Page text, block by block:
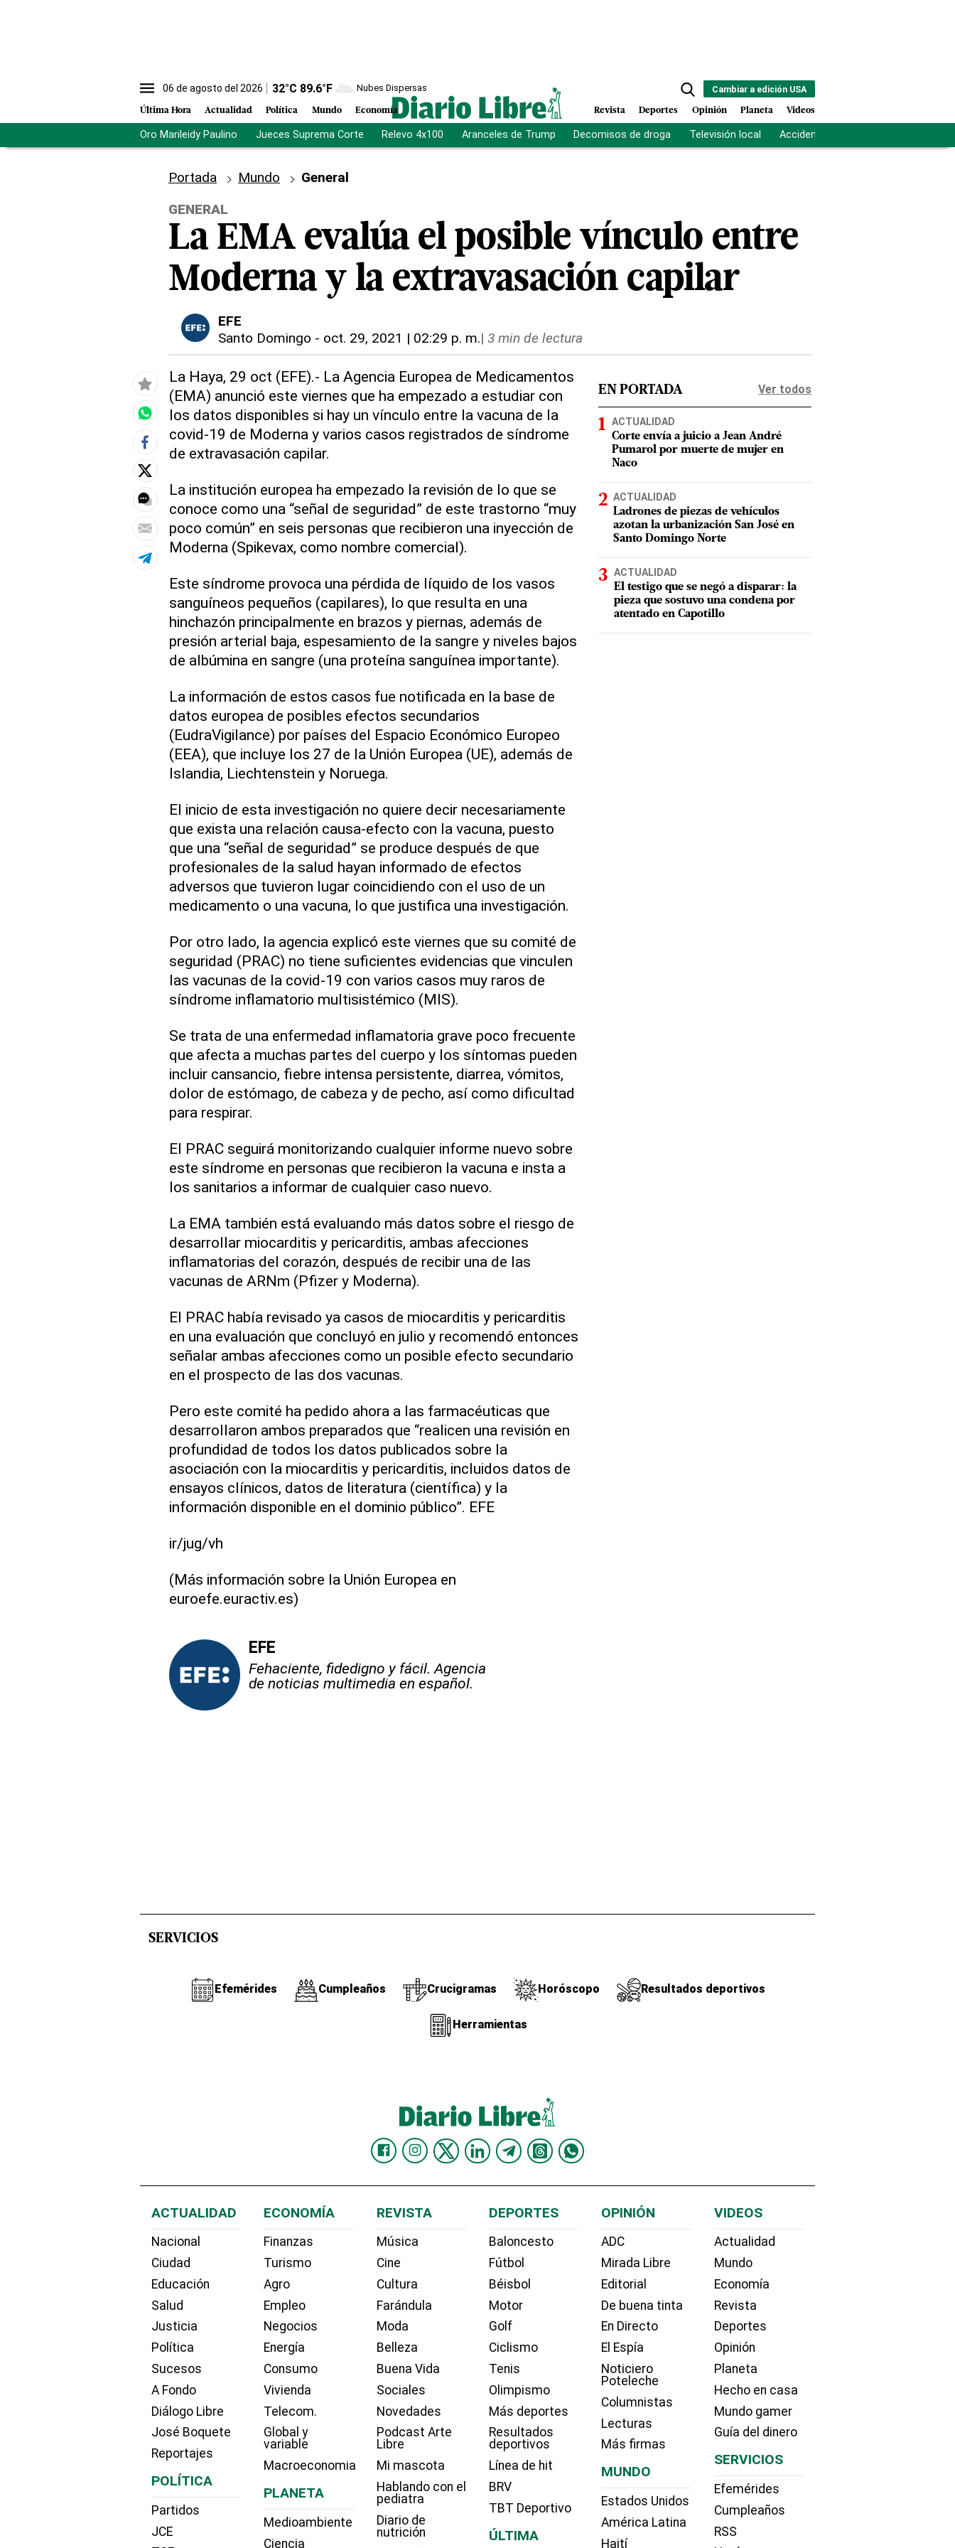
06 de agosto del 2026 32°C 89.6°F Nubes Dispersas
Última Hora Actualidad Política Mundo Economía
Cambiar a edición USA
Revista Deportes Opinión Planeta Videos
Oro Marileidy Paulino Jueces Suprema Corte Relevo 4x100 Aranceles de Trump Decomisos de droga Televisión local Accidente Los Ríos
Portada Mundo
General
GENERAL
La EMA evalúa el posible vínculo entre
Moderna y la extravasación capilar
EFE
Santo Domingo - oct. 29, 2021 | 02:29 p. m.| 3 min de lectura
La Haya, 29 oct (EFE).- La Agencia Europea de Medicamentos
(EMA) anunció este viernes que ha empezado a estudiar con
los datos disponibles si hay un vínculo entre la vacuna de la
covid-19 de Moderna y varios casos registrados de síndrome
de extravasación capilar.
La institución europea ha empezado la revisión de lo que se
conoce como una “señal de seguridad” de este trastorno “muy
poco común” en seis personas que recibieron una inyección de
Moderna (Spikevax, como nombre comercial).
Este síndrome provoca una pérdida de líquido de los vasos
sanguíneos pequeños (capilares), lo que resulta en una
hinchazón principalmente en brazos y piernas, además de
presión arterial baja, espesamiento de la sangre y niveles bajos
de albúmina en sangre (una proteína sanguínea importante).
La información de estos casos fue notificada en la base de
datos europea de posibles efectos secundarios
(EudraVigilance) por países del Espacio Económico Europeo
(EEA), que incluye los 27 de la Unión Europea (UE), además de
Islandia, Liechtenstein y Noruega.
El inicio de esta investigación no quiere decir necesariamente
que exista una relación causa-efecto con la vacuna, puesto
que una “señal de seguridad” se produce después de que
profesionales de la salud hayan informado de efectos
adversos que tuvieron lugar coincidiendo con el uso de un
medicamento o una vacuna, lo que justifica una investigación.
Por otro lado, la agencia explicó este viernes que su comité de
seguridad (PRAC) no tiene suficientes evidencias que vinculen
las vacunas de la covid-19 con varios casos muy raros de
síndrome inflamatorio multisistémico (MIS).
Se trata de una enfermedad inflamatoria grave poco frecuente
que afecta a muchas partes del cuerpo y los síntomas pueden
incluir cansancio, fiebre intensa persistente, diarrea, vómitos,
dolor de estómago, de cabeza y de pecho, así como dificultad
para respirar.
El PRAC seguirá monitorizando cualquier informe nuevo sobre
este síndrome en personas que recibieron la vacuna e insta a
los sanitarios a informar de cualquier caso nuevo.
La EMA también está evaluando más datos sobre el riesgo de
desarrollar miocarditis y pericarditis, ambas afecciones
inflamatorias del corazón, después de recibir una de las
vacunas de ARNm (Pfizer y Moderna).
El PRAC había revisado ya casos de miocarditis y pericarditis
en una evaluación que concluyó en julio y recomendó entonces
señalar ambas afecciones como un posible efecto secundario
en el prospecto de las dos vacunas.
Pero este comité ha pedido ahora a las farmacéuticas que
desarrollaron ambos preparados que “realicen una revisión en
profundidad de todos los datos publicados sobre la
asociación con la miocarditis y pericarditis, incluidos datos de
ensayos clínicos, datos de literatura (científica) y la
información disponible en el dominio público”. EFE
ir/jug/vh
(Más información sobre la Unión Europea en
euroefe.euractiv.es)
EFE
Fehaciente, fidedigno y fácil. Agencia
de noticias multimedia en español.
EN PORTADA Ver todos
ACTUALIDAD
Corte envía a juicio a Jean André
Pumarol por muerte de mujer en
Naco
ACTUALIDAD
Ladrones de piezas de vehículos
azotan la urbanización San José en
Santo Domingo Norte
ACTUALIDAD
El testigo que se negó a disparar: la
pieza que sostuvo una condena por
atentado en Capotillo
SERVICIOS
Efemérides Cumpleaños Crucigramas Horóscopo Resultados deportivos
Herramientas
ACTUALIDAD
Nacional
Ciudad
Educación
Salud
Justicia
Política
Sucesos
A Fondo
Diálogo Libre
José Boquete
Reportajes
POLÍTICA
Partidos
JCE
ECONOMÍA
Finanzas
Turismo
Agro
Empleo
Negocios
Energía
Consumo
Vivienda
Telecom.
Global y
variable
Macroeconomia
PLANETA
Medioambiente
Ciencia
REVISTA
Música
Cine
Cultura
Farándula
Moda
Belleza
Buena Vida
Sociales
Novedades
Podcast Arte
Libre
Mi mascota
Hablando con el
pediatra
Diario de
nutrición
DEPORTES
Baloncesto
Fútbol
Béisbol
Motor
Golf
Ciclismo
Tenis
Olimpismo
Más deportes
Resultados
deportivos
Línea de hit
BRV
TBT Deportivo
ÚLTIMA
OPINIÓN
ADC
Mirada Libre
Editorial
De buena tinta
En Directo
El Espía
Noticiero
Poteleche
Columnistas
Lecturas
Más firmas
MUNDO
Estados Unidos
América Latina
Haití
VIDEOS
Actualidad
Mundo
Economía
Revista
Deportes
Opinión
Planeta
Hecho en casa
Mundo gamer
Guía del dinero
SERVICIOS
Efemérides
Cumpleaños
RSS